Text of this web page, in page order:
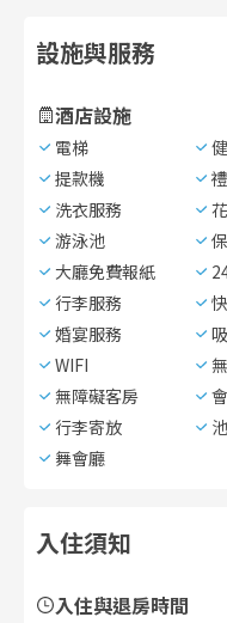
設施與服務
酒店設施
電梯
提款機
洗衣服務
游泳池
大廳免費報紙
行李服務
婚宴服務
WIFI
無障礙客房
行李寄放
舞會廳
入住須知
入住與退房時間